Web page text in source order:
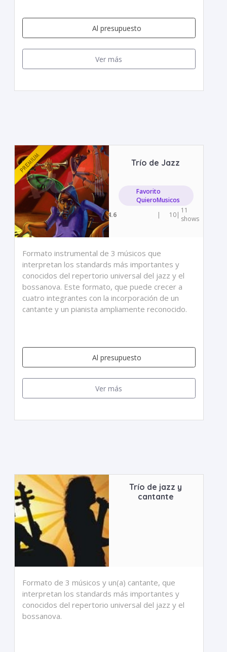
Al presupuesto
Ver más
Trío de Jazz
Favorito
QuieroMusicos
4.6
| 10| 11
shows
Formato instrumental de 3 músicos que
interpretan los standards más importantes y
conocidos del repertorio universal del jazz y el
bossanova. Este formato, que puede crecer a
cuatro integrantes con la incorporación de un
cantante y un pianista ampliamente reconocido.
Al presupuesto
Ver más
Trío de jazz y
cantante
Formato de 3 músicos y un(a) cantante, que
interpretan los standards más importantes y
conocidos del repertorio universal del jazz y el
bossanova.